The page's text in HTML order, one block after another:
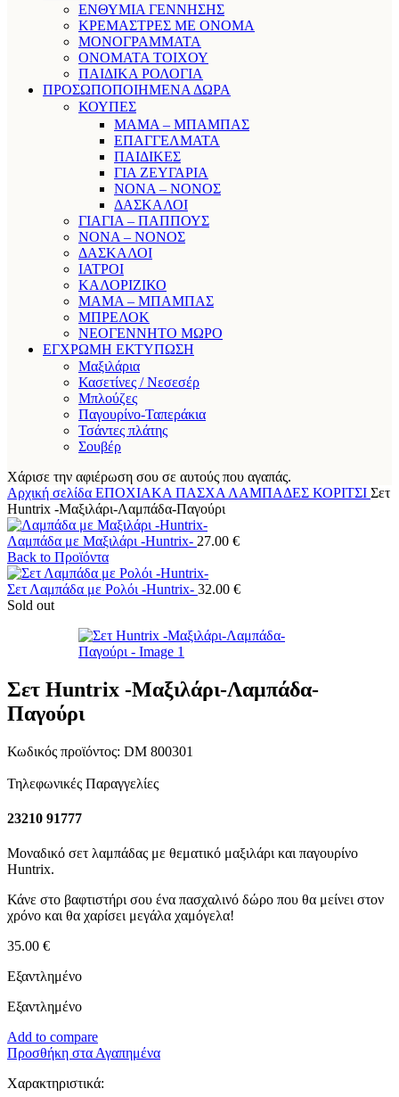
ΕΝΘΥΜΙΑ ΓΕΝΝΗΣΗΣ
ΚΡΕΜΑΣΤΡΕΣ ΜΕ ΟΝΟΜΑ
ΜΟΝΟΓΡΑΜΜΑΤΑ
ΟΝΟΜΑΤΑ ΤΟΙΧΟΥ
ΠΑΙΔΙΚΑ ΡΟΛΟΓΙΑ
ΠΡΟΣΩΠΟΠΟΙΗΜΕΝΑ ΔΩΡΑ
ΚΟΥΠΕΣ
ΜΑΜΑ – ΜΠΑΜΠΑΣ
ΕΠΑΓΓΕΛΜΑΤΑ
ΠΑΙΔΙΚΕΣ
ΓΙΑ ΖΕΥΓΑΡΙΑ
ΝΟΝΑ – ΝΟΝΟΣ
ΔΑΣΚΑΛΟΙ
ΓΙΑΓΙΑ – ΠΑΠΠΟΥΣ
ΝΟΝΑ – ΝΟΝΟΣ
ΔΑΣΚΑΛΟΙ
ΙΑΤΡΟΙ
ΚΑΛΟΡΙΖΙΚΟ
ΜΑΜΑ – ΜΠΑΜΠΑΣ
ΜΠΡΕΛΟΚ
ΝΕΟΓΕΝΝΗΤΟ ΜΩΡΟ
ΕΓΧΡΩΜΗ ΕΚΤΥΠΩΣΗ
Μαξιλάρια
Κασετίνες / Νεσεσέρ
Μπλούζες
Παγουρίνο-Ταπεράκια
Τσάντες πλάτης
Σουβέρ
Χάρισε την αφιέρωση σου σε αυτούς που αγαπάς.
Αρχική σελίδα ΕΠΟΧΙΑΚΑ ΠΑΣΧΑ ΛΑΜΠΑΔΕΣ ΚΟΡΙΤΣΙ Σετ
Huntrix -Μαξιλάρι-Λαμπάδα-Παγούρι
Λαμπάδα με Μαξιλάρι -Huntrix- 27.00 €
Back to Προϊόντα
Σετ Λαμπάδα με Ρολόι -Huntrix- 32.00 €
Sold out
Σετ Huntrix -Μαξιλάρι-Λαμπάδα-
Παγούρι
Κωδικός προϊόντος: DM 800301
Τηλεφωνικές Παραγγελίες
23210 91777
Μοναδικό σετ λαμπάδας με θεματικό μαξιλάρι και παγουρίνο
Huntrix.
Κάνε στο βαφτιστήρι σου ένα πασχαλινό δώρο που θα μείνει στον
χρόνο και θα χαρίσει μεγάλα χαμόγελα!
35.00 €
Εξαντλημένο
Εξαντλημένο
Add to compare
Προσθήκη στα Αγαπημένα
Χαρακτηριστικά: